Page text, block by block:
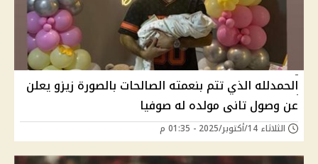
الحمدلله الذي تتم بنعمته الصالحات بالصورة زيزو يعلن
عن وصول تانى مولده له صوفيا
الثلاثاء 14/أكتوبر/2025 - 01:35 م